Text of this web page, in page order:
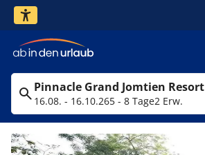
Pinnacle Grand Jomtien Resort
16.08. - 16.10.265 - 8 Tage2 Erw.